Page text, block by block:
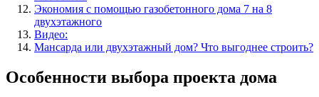
Экономия с помощью газобетонного дома 7 на 8
двухэтажного
Видео:
Мансарда или двухэтажный дом? Что выгоднее строить?
Особенности выбора проекта дома